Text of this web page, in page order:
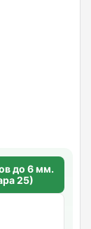
до 6 мм.
25)